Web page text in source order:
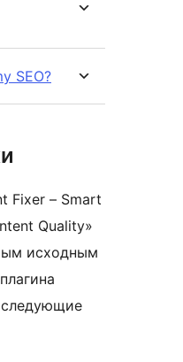
SEO?
Fixer – Smart
Quality»
исходным
следующие